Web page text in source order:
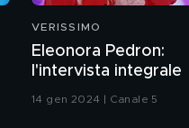
VERISSIMO
Eleonora Pedron:
l'intervista integrale
14 gen 2024 | Canale 5